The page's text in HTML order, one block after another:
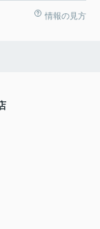
情報の見方